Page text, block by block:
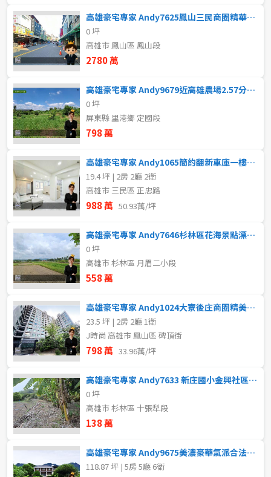
高雄豪宅專家 Andy7625鳳山三民商圈精華超大地坪店面
0 坪
高雄市 鳳山區 鳳山段
2780 萬
高雄豪宅專家 Andy9679近高雄農場2.57分一般農牧用地
0 坪
屏東縣 里港鄉 定國段
798 萬
高雄豪宅專家 Andy1065簡約翻新車庫一樓2房雙衛
19.4 坪 | 2房 2廳 2衛
高雄市 三民區 正忠路
988 萬 50.93萬/坪
高雄豪宅專家 Andy7646杉林區花海景點漂亮農地
0 坪
高雄市 杉林區 月眉二小段
558 萬
高雄豪宅專家 Andy1024大寮後庄商圈精美2房
23.5 坪 | 2房 2廳 1衛
J時尚 高雄市 鳳山區 碑頂街
798 萬 33.96萬/坪
高雄豪宅專家 Andy7633 新庄國小金興社區農保用地
0 坪
高雄市 杉林區 十張犁段
138 萬
高雄豪宅專家 Andy9675美濃豪華氣派合法莊園別墅
118.87 坪 | 5房 5廳 6衛